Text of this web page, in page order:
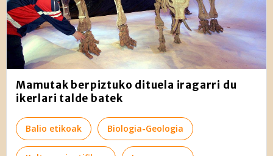
Mamutak berpiztuko dituela iragarri du
ikerlari talde batek
Balio etikoak Biologia-Geologia